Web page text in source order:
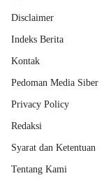
Disclaimer
Indeks Berita
Kontak
Pedoman Media Siber
Privacy Policy
Redaksi
Syarat dan Ketentuan
Tentang Kami